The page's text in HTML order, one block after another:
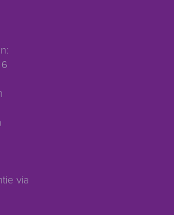
via